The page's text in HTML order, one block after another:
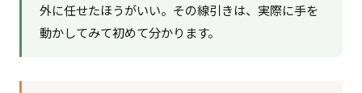
外に任せたほうがいい。その線引きは、実際に手を
動かしてみて初めて分かります。